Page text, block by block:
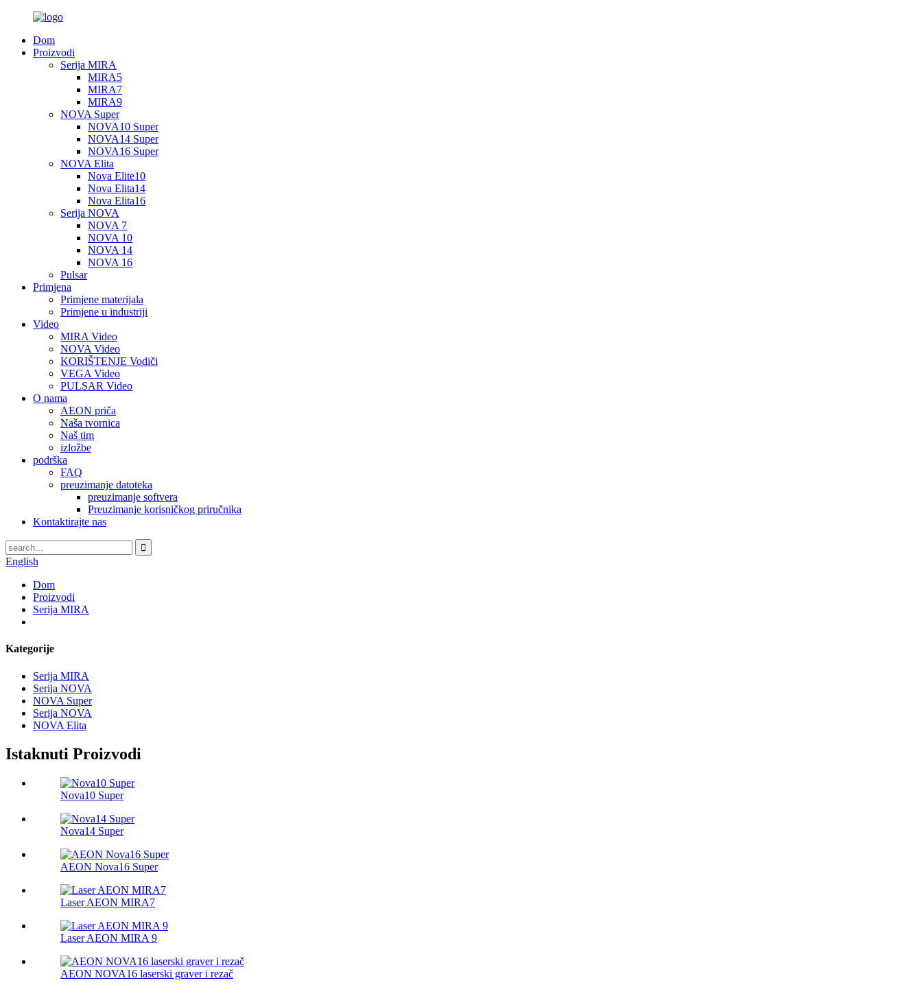
Dom
Proizvodi
Serija MIRA
MIRA5
MIRA7
MIRA9
NOVA Super
NOVA10 Super
NOVA14 Super
NOVA16 Super
NOVA Elita
Nova Elite10
Nova Elita14
Nova Elita16
Serija NOVA
NOVA 7
NOVA 10
NOVA 14
NOVA 16
Pulsar
Primjena
Primjene materijala
Primjene u industriji
Video
MIRA Video
NOVA Video
KORIŠTENJE Vodiči
VEGA Video
PULSAR Video
O nama
AEON priča
Naša tvornica
Naš tim
izložbe
podrška
FAQ
preuzimanje datoteka
preuzimanje softvera
Preuzimanje korisničkog priručnika
Kontaktirajte nas
English
Dom
Proizvodi
Serija MIRA
Kategorije
Serija MIRA
Serija NOVA
NOVA Super
Serija NOVA
NOVA Elita
Istaknuti Proizvodi
Nova10 Super
Nova14 Super
AEON Nova16 Super
Laser AEON MIRA7
Laser AEON MIRA 9
AEON NOVA16 laserski graver i rezač